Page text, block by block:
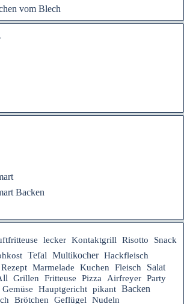
vom Blech
Backen
lecker Kontaktgrill Risotto Snack
Tefal Multikocher Hackfleisch
Rezept Marmelade Kuchen Fleisch
Salat
Grillen Fritteuse Pizza Airfreyer Party
Gemüse Hauptgericht pikant Backen
Brötchen Geflügel Nudeln